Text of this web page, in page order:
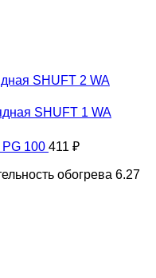
SHUFT 2 WA
SHUFT 1 WA
100 411 ₽
обогрева 6.27